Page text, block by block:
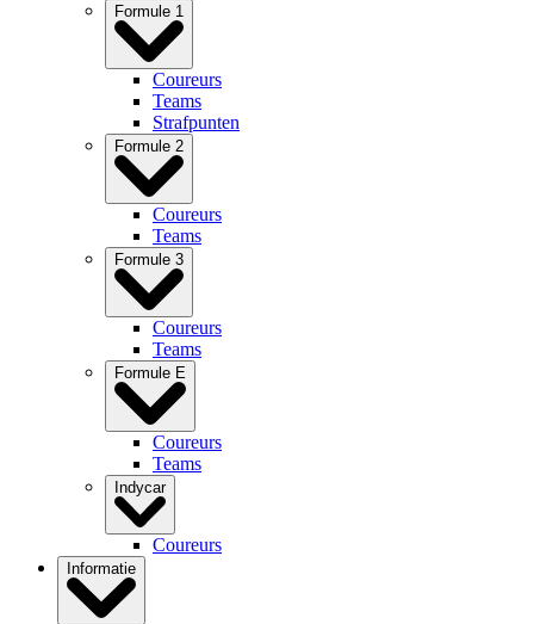
Formule 1
Coureurs
Teams
Strafpunten
Formule 2
Coureurs
Teams
Formule 3
Coureurs
Teams
Formule E
Coureurs
Teams
Indycar
Coureurs
Informatie